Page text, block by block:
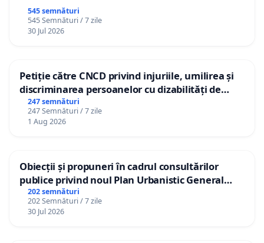
545 semnături
545 Semnături / 7 zile
30 Jul 2026
Petiție către CNCD privind injuriile, umilirea și
discriminarea persoanelor cu dizabilități de
către utilizatorul TikTok „Gorici”
247 semnături
247 Semnături / 7 zile
1 Aug 2026
Obiecții și propuneri în cadrul consultărilor
publice privind noul Plan Urbanistic General
(PUG) Ialoveni
202 semnături
202 Semnături / 7 zile
30 Jul 2026